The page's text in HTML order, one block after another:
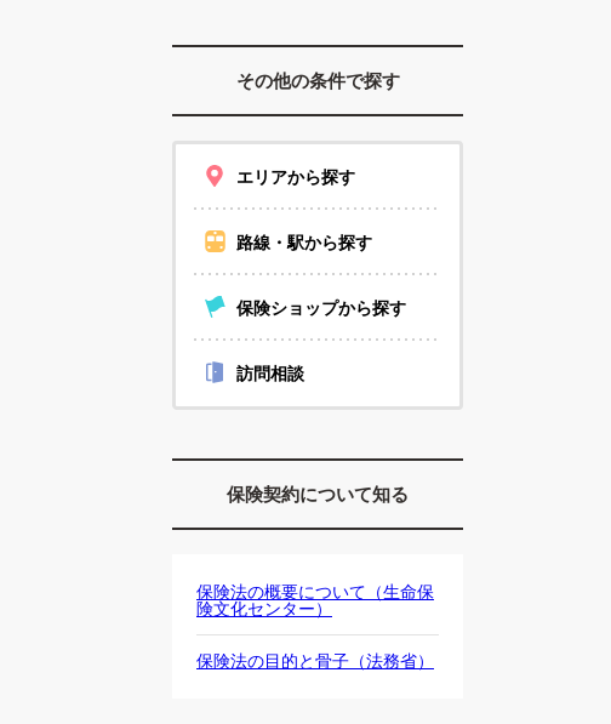
その他の条件で探す
エリアから探す
路線・駅から探す
保険ショップから探す
訪問相談
保険契約について知る
保険法の概要について（生命保
険文化センター）
保険法の目的と骨子（法務省）